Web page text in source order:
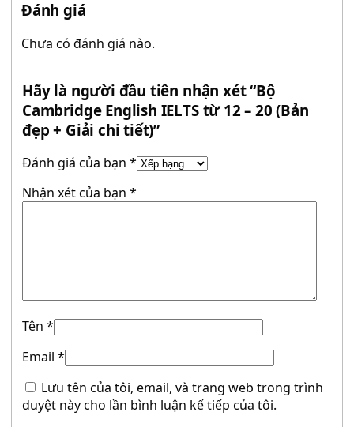
Đánh giá
Chưa có đánh giá nào.
Hãy là người đầu tiên nhận xét “Bộ
Cambridge English IELTS từ 12 – 20 (Bản
đẹp + Giải chi tiết)”
Đánh giá của bạn *
Nhận xét của bạn *
Tên *
Email *
Lưu tên của tôi, email, và trang web trong trình
duyệt này cho lần bình luận kế tiếp của tôi.